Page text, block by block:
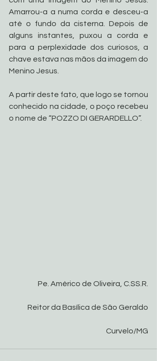
Amarrou-a a numa corda e desceu-a
até o fundo da cisterna. Depois de
alguns instantes, puxou a corda e
para a perplexidade dos curiosos, a
chave estava nas mãos da imagem do
Menino Jesus.
A partir deste fato, que logo se tornou
conhecido na cidade, o poço recebeu
o nome de “POZZO DI GERARDELLO”.
Pe. Américo de Oliveira, C.SS.R.
Reitor da Basílica de São Geraldo
Curvelo/MG